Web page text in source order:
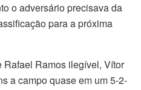
o adversário precisava da
para a próxima
Rafael Ramos ilegível, Vítor
a campo quase em um 5-2-